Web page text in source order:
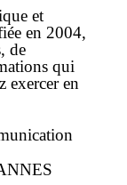
et
en 2004,
de
qui
exercer en